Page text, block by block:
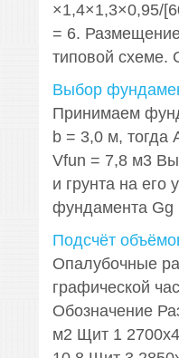
×1,4×1,3×0,95/
= 6.
типовой схеме.
Выбор
Принимаем
b = 3,0 м,
Vfun = 7,8 м3
и грунта на его
фундамента Gg
Подсчёт
Опалубочные
графической
Обозначение
м2 Щит 1